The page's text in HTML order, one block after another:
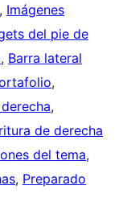
, Imágenes
del pie de
, Barra lateral
de derecha
del tema
, Preparado